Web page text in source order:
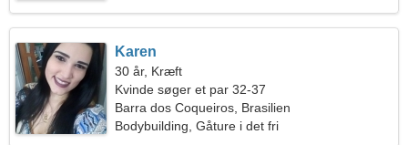
Karen
30 år, Kræft
Kvinde søger et par 32-37
Barra dos Coqueiros, Brasilien
Bodybuilding, Gåture i det fri